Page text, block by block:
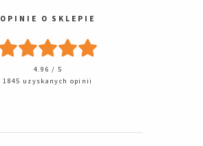
OPINIE O SKLEPIE
4.96 / 5
1845 uzyskanych opinii